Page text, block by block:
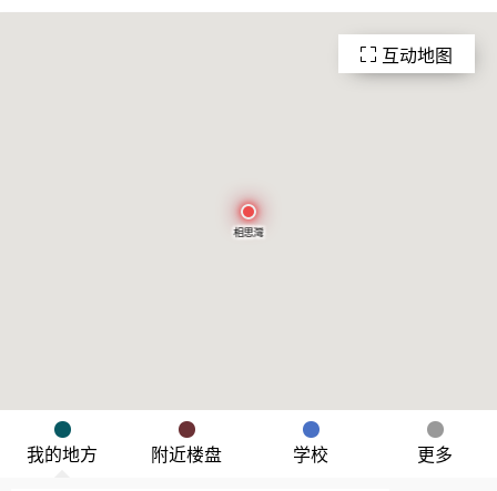
相思灣
我的地方 附近楼盘 学校 更多
互动地图